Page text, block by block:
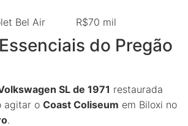
Bel Air R$70 mil
do Pregão
SL de 1971 restaurada
agitar o Coast Coliseum em Biloxi no
.